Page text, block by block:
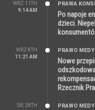
WRZ 11TH
9:14 AM
PRAWA
Po napoje
dzieci.
WRZ 8TH
11:21 AM
PRAWO
Nowe
Rzecznik
SIE 28TH
PRAWO